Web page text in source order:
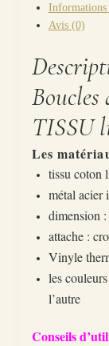
Informations
Avis (0)
Boucles
TISSU
Les
tissu coton
métal acier
dimension
attache :
Vinyle
les
l’autre
Conseils